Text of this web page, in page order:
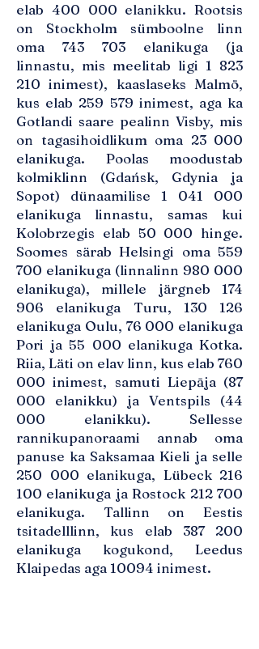
elab 400 000 elanikku. Rootsis
on Stockholm sümboolne linn
oma 743 703 elanikuga (ja
linnastu, mis meelitab ligi 1 823
210 inimest), kaaslaseks Malmö,
kus elab 259 579 inimest, aga ka
Gotlandi saare pealinn Visby, mis
on tagasihoidlikum oma 23 000
elanikuga. Poolas moodustab
kolmiklinn (Gdańsk, Gdynia ja
Sopot) dünaamilise 1 041 000
elanikuga linnastu, samas kui
Kolobrzegis elab 50 000 hinge.
Soomes särab Helsingi oma 559
700 elanikuga (linnalinn 980 000
elanikuga), millele järgneb 174
906 elanikuga Turu, 130 126
elanikuga Oulu, 76 000 elanikuga
Pori ja 55 000 elanikuga Kotka.
Riia, Läti on elav linn, kus elab 760
000 inimest, samuti Liepāja (87
000 elanikku) ja Ventspils (44
000 elanikku). Sellesse
rannikupanoraami annab oma
panuse ka Saksamaa Kieli ja selle
250 000 elanikuga, Lübeck 216
100 elanikuga ja Rostock 212 700
elanikuga. Tallinn on Eestis
tsitadelllinn, kus elab 387 200
elanikuga kogukond, Leedus
Klaipedas aga 10094 inimest.